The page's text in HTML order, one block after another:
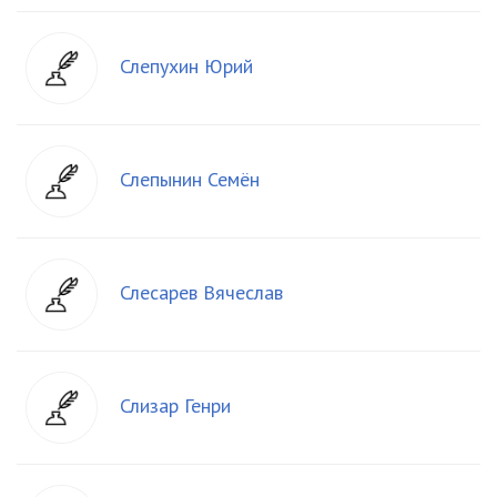
Слепухин Юрий
Слепынин Семён
Слесарев Вячеслав
Слизар Генри